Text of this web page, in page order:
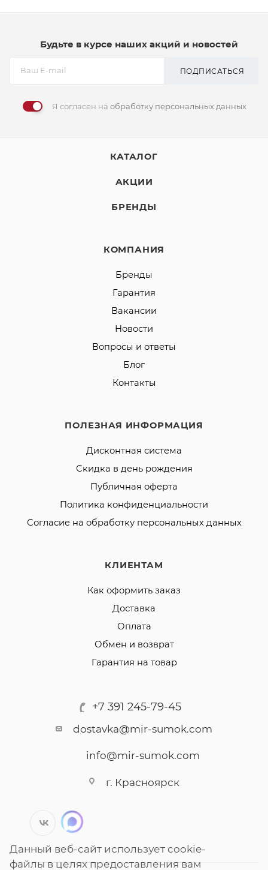
Будьте в курсе наших акций и новостей
ПОДПИСАТЬСЯ
Я согласен на обработку персональных данных
КАТАЛОГ
АКЦИИ
БРЕНДЫ
КОМПАНИЯ
Бренды
Гарантия
Вакансии
Новости
Вопросы и ответы
Блог
Контакты
ПОЛЕЗНАЯ ИНФОРМАЦИЯ
Дисконтная система
Скидка в день рождения
Публичная оферта
Политика конфиденциальности
Согласие на обработку персональных данных
КЛИЕНТАМ
Как оформить заказ
Доставка
Оплата
Обмен и возврат
Гарантия на товар
+7 391 245-79-45
dostavka@mir-sumok.com
info@mir-sumok.com
г. Красноярск
Данный веб-сайт использует cookie-
файлы в целях предоставления вам